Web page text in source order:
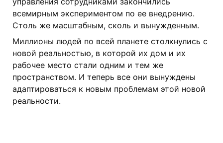
всемирным экспериментом по ее внедрению.
Столь же масштабным, сколь и вынужденным.
Миллионы людей по всей планете столкнулись с
новой реальностью, в которой их дом и их
рабочее место стали одним и тем же
пространством. И теперь все они вынуждены
адаптироваться к новым проблемам этой новой
реальности.